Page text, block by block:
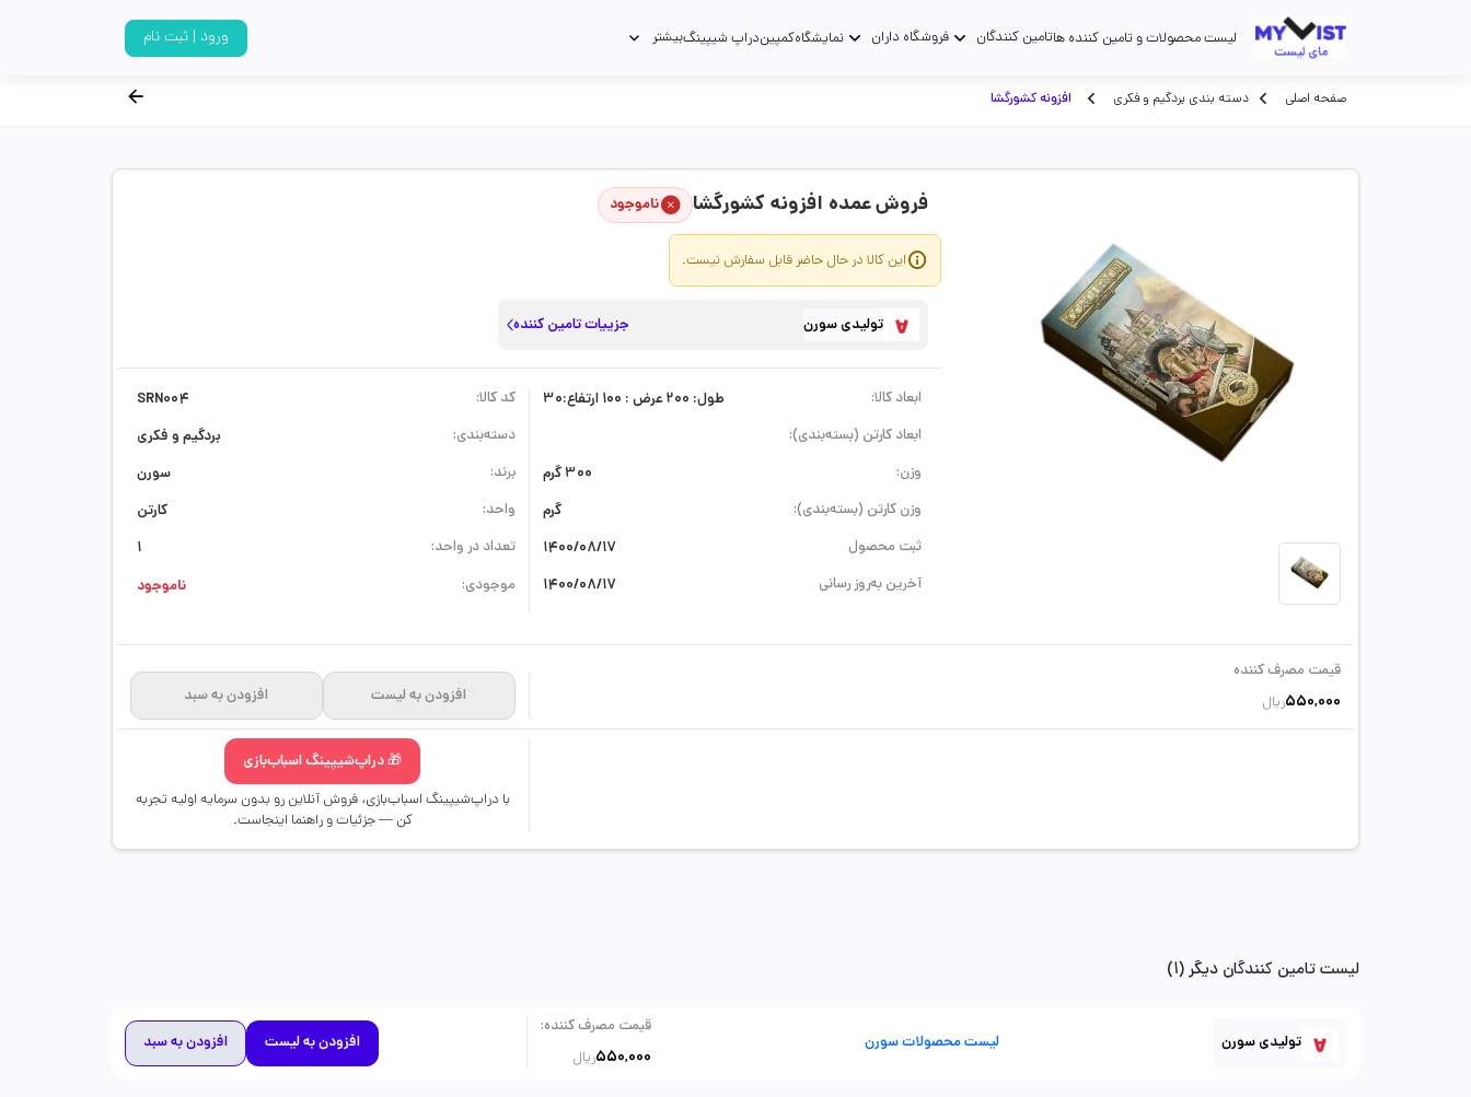
لیست محصولات و تامین کننده هاتامین کنندگان فروشگاه داران نمایشگاهکمپیندراپ شیپینگبیشتر ورود | ثبت نام
صفحه اصلی دسته بندی بردگیم و فکری افزونه کشورگشا
فروش عمده افزونه کشورگشا ناموجود
این کالا در حال حاضر قابل سفارش نیست.
تولیدی سورن جزییات تامین کننده
ابعاد کالا: طول: 200 عرض : 100 ارتفاع:30
ابعاد کارتن (بسته‌بندی):
وزن:
300 گرم
وزن کارتن (بسته‌بندی): گرم
ثبت محصول 1400/08/17
آخرین به‌روز رسانی 1400/08/17
کد کالا: SRN004
دسته‌بندی: بردگیم و فکری
برند: سورن
واحد: کارتن
تعداد در واحد: 1
موجودی: ناموجود
قیمت مصرف کننده
550,000ریال افزودن به لیست افزودن به سبد
🎁 دراپ‌شیپینگ اسباب‌بازی
با دراپ‌شیپینگ اسباب‌بازی، فروش آنلاین رو بدون سرمایه اولیه تجربه
کن — جزئیات و راهنما اینجاست.
لیست تامین کنندگان دیگر (1)
تولیدی سورن لیست محصولات سورن
قیمت مصرف کننده:
550,000ریال
افزودن به لیست افزودن به سبد